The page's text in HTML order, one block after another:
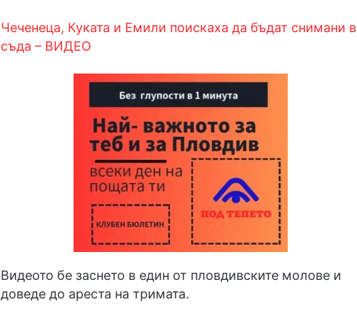
Чеченеца, Куката и Емили поискаха да бъдат снимани в
съда – ВИДЕО
Видеото бе заснето в един от пловдивските молове и
доведе до ареста на тримата.